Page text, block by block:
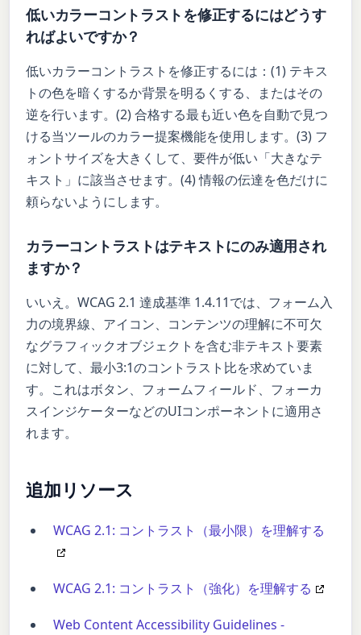
低いカラーコントラストを修正するにはどうす
ればよいですか？
低いカラーコントラストを修正するには：(1) テキス
トの色を暗くするか背景を明るくする、またはその
逆を行います。(2) 合格する最も近い色を自動で見つ
ける当ツールのカラー提案機能を使用します。(3) フ
ォントサイズを大きくして、要件が低い「大きなテ
キスト」に該当させます。(4) 情報の伝達を色だけに
頼らないようにします。
カラーコントラストはテキストにのみ適用され
ますか？
いいえ。WCAG 2.1 達成基準 1.4.11では、フォーム入
力の境界線、アイコン、コンテンツの理解に不可欠
なグラフィックオブジェクトを含む非テキスト要素
に対して、最小3:1のコントラスト比を求めていま
す。これはボタン、フォームフィールド、フォーカ
スインジケーターなどのUIコンポーネントに適用さ
れます。
追加リソース
WCAG 2.1: コントラスト（最小限）を理解する
WCAG 2.1: コントラスト（強化）を理解する
Web Content Accessibility Guidelines -